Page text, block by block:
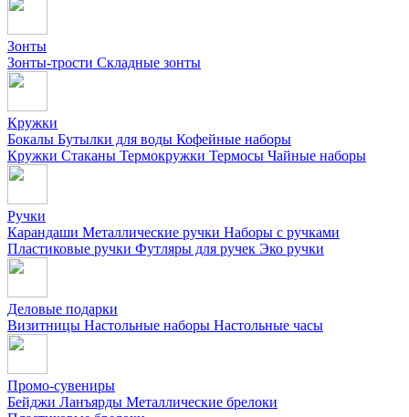
Зонты
Зонты-трости Складные зонты
Кружки
Бокалы Бутылки для воды Кофейные наборы
Кружки Стаканы Термокружки Термосы Чайные наборы
Ручки
Карандаши Металлические ручки Наборы с ручками
Пластиковые ручки Футляры для ручек Эко ручки
Деловые подарки
Визитницы Настольные наборы Настольные часы
Промо-сувениры
Бейджи Ланъярды Металлические брелоки